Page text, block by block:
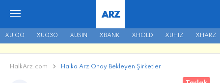
XU100 XU030 XUSIN XBANK XHOLD XUHIZ XHARZ
ARZ
HalkArz.com Halka Arz Onay Bekleyen Şirketler